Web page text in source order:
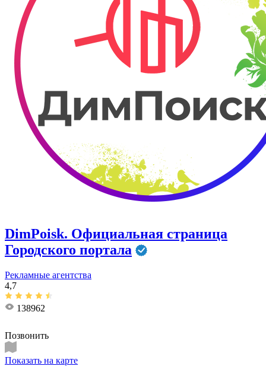
DimPoisk. Официальная страница
Городского портала
Рекламные агентства
4,7
138962
Позвонить
Показать на карте